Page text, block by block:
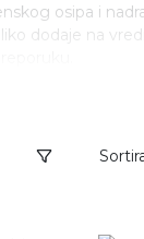
osipa i
dodaje na